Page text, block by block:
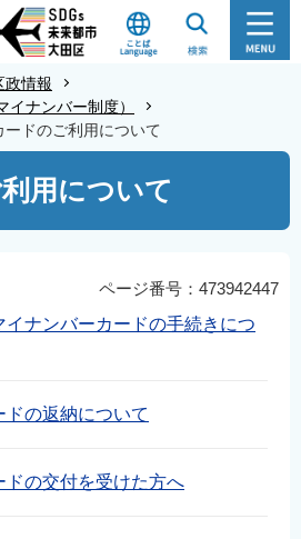
政情報
ナンバー制度）
ードのご利用について
用について
ページ番号：473942447
イナンバーカードの手続きにつ
の返納について
ドの交付を受けた方へ